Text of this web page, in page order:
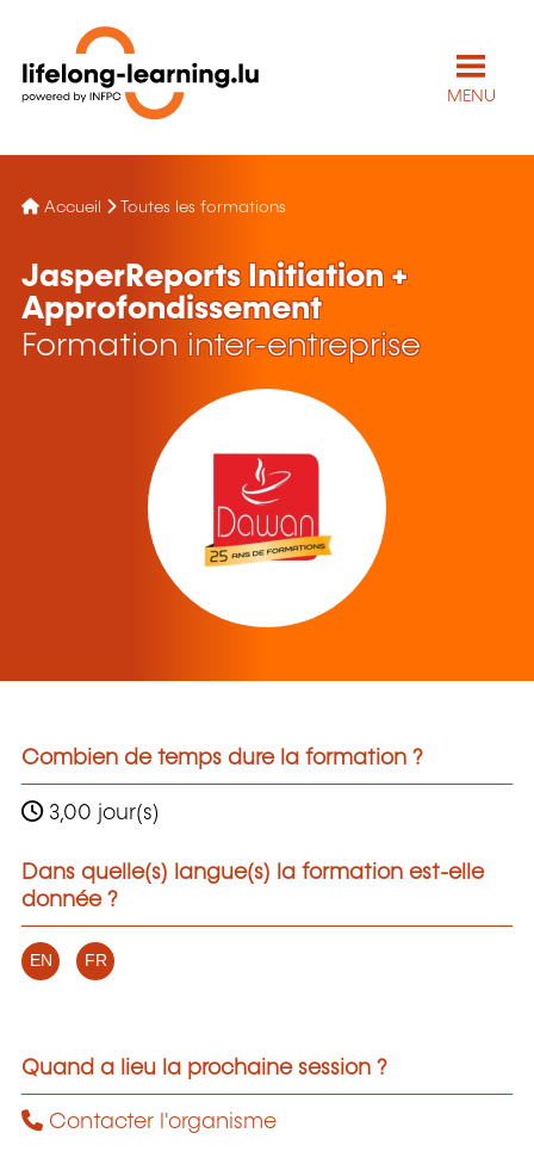
MENU
Accueil Toutes les formations
JasperReports Initiation +
Approfondissement
Formation inter-entreprise
Combien de temps dure la formation ?
3,00 jour(s)
Dans quelle(s) langue(s) la formation est-elle
donnée ?
EN FR
Quand a lieu la prochaine session ?
Contacter l'organisme